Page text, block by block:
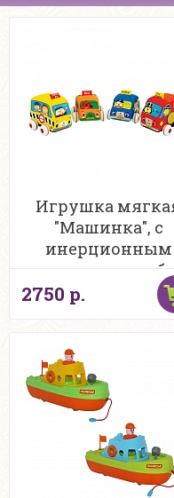
Игрушка
"Машинка", с
инерционным
механизмом,
шт, K'S KIDS
2750 р.